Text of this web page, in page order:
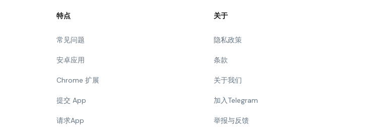
特点
常见问题
安卓应用
Chrome 扩展
提交 App
请求App
关于
隐私政策
条款
关于我们
加入Telegram
举报与反馈